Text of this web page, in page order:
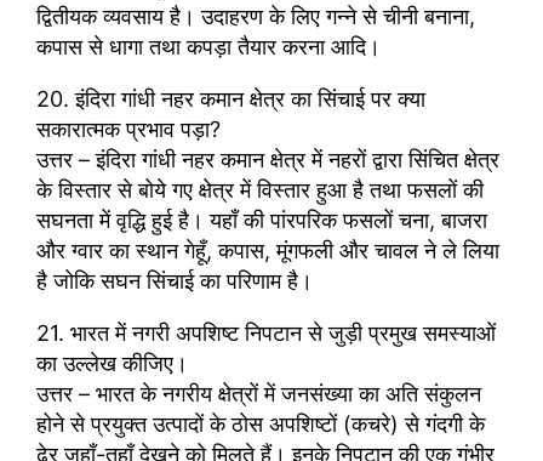
द्वितीयक व्यवसाय है। उदाहरण के लिए गन्ने से चीनी बनाना,
कपास से धागा तथा कपड़ा तैयार करना आदि।
20. इंदिरा गांधी नहर कमान क्षेत्र का सिंचाई पर क्या
सकारात्मक प्रभाव पड़ा?
उत्तर – इंदिरा गांधी नहर कमान क्षेत्र में नहरों द्वारा सिंचित क्षेत्र
के विस्तार से बोये गए क्षेत्र में विस्तार हुआ है तथा फसलों की
सघनता में वृद्धि हुई है। यहाँ की पांरपरिक फसलों चना, बाजरा
और ग्वार का स्थान गेहूँ, कपास, मूंगफली और चावल ने ले लिया
है जोकि सघन सिंचाई का परिणाम है।
21. भारत में नगरी अपशिष्ट निपटान से जुड़ी प्रमुख समस्याओं
का उल्लेख कीजिए।
उत्तर – भारत के नगरीय क्षेत्रों में जनसंख्या का अति संकुलन
होने से प्रयुक्त उत्पादों के ठोस अपशिष्टों (कचरे) से गंदगी के
ढेर जहाँ-तहाँ देखने को मिलते हैं। इनके निपटान की एक गंभीर